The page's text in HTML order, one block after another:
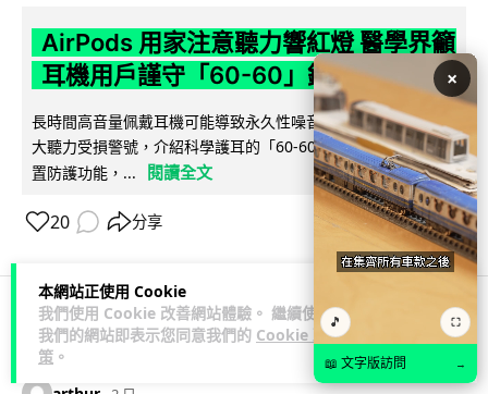
本網站正使用 Cookie
我們使用 Cookie 改善網站體驗。 繼續使用
我們的網站即表示您同意我們的 Cookie 政
策 。
AirPods 用家注意聽力響紅燈 醫學界籲
耳機用戶謹守「60-60」鐵律
長時間高音量佩戴耳機可能導致永久性噪音性聽損。本文盤點 4
大聽力受損警號，介紹科學護耳的「60-60 原則」及 Apple 內
置防護功能，...
閱讀全文
20 分享
人工智能
×
🎵 ⛶
📖 文字版訪問 →